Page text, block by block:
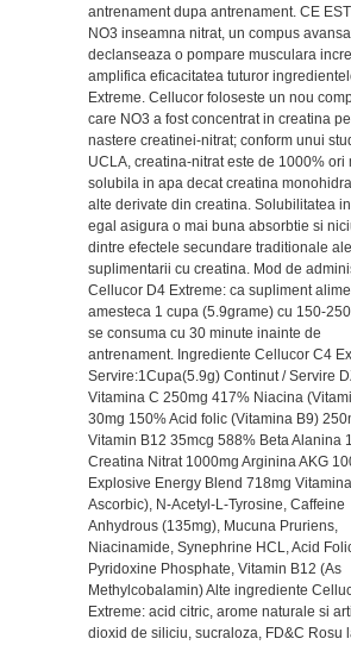
antrenament dupa antrenament. CE
NO3 inseamna nitrat, un compus
declanseaza o pompare musculara
amplifica eficacitatea tuturor
Extreme. Cellucor foloseste un nou
care NO3 a fost concentrat in creatina
nastere creatinei-nitrat; conform unui
UCLA, creatina-nitrat este de 1000% ori
solubila in apa decat creatina
alte derivate din creatina. Solubilitatea
egal asigura o mai buna absorbtie si
dintre efectele secundare traditionale ale
suplimentarii cu creatina. Mod de
Cellucor D4 Extreme: ca supliment
amesteca 1 cupa (5.9grame) cu 150-
se consuma cu 30 minute inainte de
antrenament. Ingrediente Cellucor C4
Servire:1Cupa(5.9g) Continut / Servire
Vitamina C 250mg 417% Niacina
30mg 150% Acid folic (Vitamina B9)
Vitamin B12 35mcg 588% Beta Alanina
Creatina Nitrat 1000mg Arginina AKG
Explosive Energy Blend 718mg
Ascorbic), N-Acetyl-L-Tyrosine, Caffeine
Anhydrous (135mg), Mucuna Pruriens,
Niacinamide, Synephrine HCL, Acid
Pyridoxine Phosphate, Vitamin B12 (As
Methylcobalamin) Alte ingrediente
Extreme: acid citric, arome naturale si
dioxid de siliciu, sucraloza, FD&C Rosu